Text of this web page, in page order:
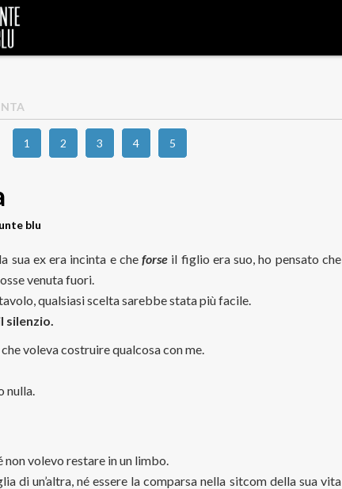
1 2 3 4 5
blu
sua ex era incinta e cheforse il figlio era suo, ho pensato che
venuta fuori.
qualsiasi scelta sarebbe stata più facile.
silenzio.
voleva costruire qualcosa con me.
nulla.
non volevo restare in un limbo.
di un’altra, né essere la comparsa nella sitcom della sua vita